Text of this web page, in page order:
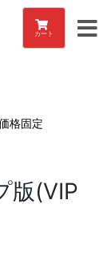
カート
格固定
版(VIP